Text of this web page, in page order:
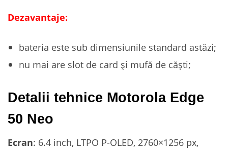
Dezavantaje:
bateria este sub dimensiunile standard astăzi;
nu mai are slot de card și mufă de căști;
Detalii tehnice Motorola Edge
50 Neo
Ecran: 6.4 inch, LTPO P-OLED, 2760×1256 px,